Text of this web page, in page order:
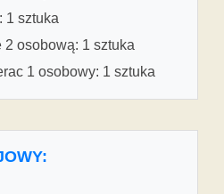
1 sztuka
2 osobową: 1 sztuka
1 osobowy: 1 sztuka